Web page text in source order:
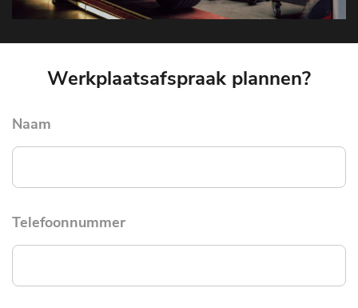
Werkplaatsafspraak plannen?
Naam
Telefoonnummer